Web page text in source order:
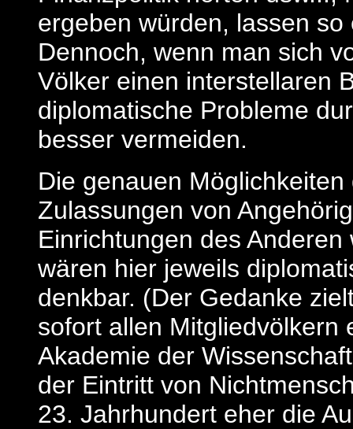
ergeben würden, lassen
Dennoch, wenn man sich
Völker einen interstellaren
diplomatische Probleme
besser vermeiden.
Die genauen
Zulassungen von
Einrichtungen des
wären hier jeweils
denkbar. (Der Gedanke
sofort allen Mitgliedvölkern
Akademie der
der Eintritt von
23. Jahrhundert eher die